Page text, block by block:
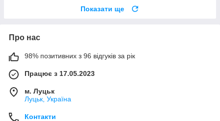
Показати ще
Про нас
98% позитивних з 96 відгуків за рік
Працює з 17.05.2023
м. Луцьк
Луцьк, Україна
Контакти